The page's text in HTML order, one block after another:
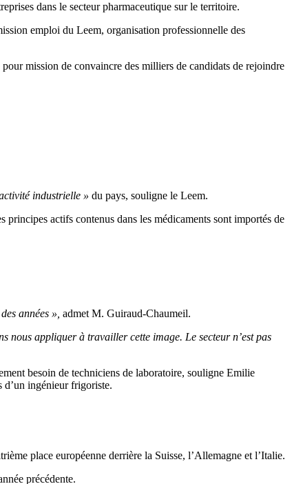
dans le secteur pharmaceutique sur le territoire.
emploi du Leem, organisation professionnelle des
mission de convaincre des milliers de candidats de rejoindre
industrielle » du pays, souligne le Leem.
actifs contenus dans les médicaments sont importés de
années », admet M. Guiraud-Chaumeil.
nous appliquer à travailler cette image. Le secteur n’est pas
besoin de techniciens de laboratoire, souligne Emilie
d’un ingénieur frigoriste.
place européenne derrière la Suisse, l’Allemagne et l’Italie.
précédente.